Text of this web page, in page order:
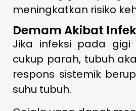
meningkatkan risiko
Demam Akibat
Jika infeksi pada gigi
cukup parah, tubuh
respons sistemik
suhu tubuh.